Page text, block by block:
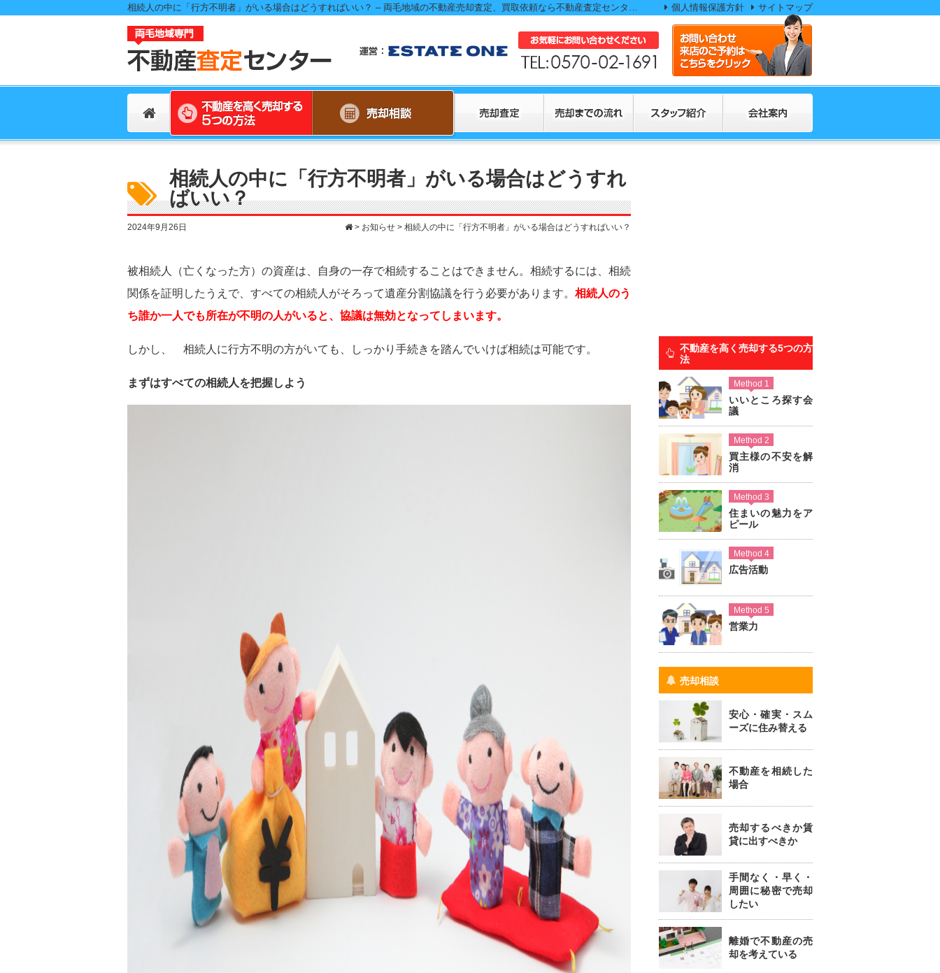
相続人の中に「行方不明者」がいる場合はどうすればいい？ – 両毛地域の不動産売却査定、買取依頼なら不動産査定センターにお任せください。 個人情報保護方針 サイトマップ
相続人の中に「行方不明者」がいる場合はどうすれ
ばいい？
> お知らせ > 相続人の中に「行方不明者」がいる場合はどうすればいい？
2024年9月26日
被相続人（亡くなった方）の資産は、自身の一存で相続することはできません。相続するには、相続
関係を証明したうえで、すべての相続人がそろって遺産分割協議を行う必要があります。 相続人のう
ち誰か一人でも所在が不明の人がいると、協議は無効となってしまいます。
しかし、 相続人に行方不明の方がいても、しっかり手続きを踏んでいけば相続は可能です。
まずはすべての相続人を把握しよう
不動産を高く売却する5つの方
法
Method 1
いいところ探す会
議
Method 2
買主様の不安を解
消
Method 3
住まいの魅力をア
ピール
Method 4
広告活動
Method 5
営業力
売却相談
安心・確実・スム
ーズに住み替える
不動産を相続した
場合
売却するべきか賃
貸に出すべきか
手間なく・早く・
周囲に秘密で売却
したい
離婚で不動産の売
却を考えている